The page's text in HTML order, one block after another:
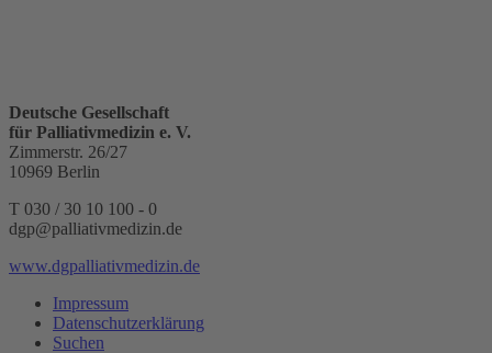
Deutsche Gesellschaft
für Palliativmedizin e. V.
Zimmerstr. 26/27
10969 Berlin
T 030 / 30 10 100 - 0
dgp@palliativmedizin.de
www.dgpalliativmedizin.de
Impressum
Datenschutzerklärung
Suchen